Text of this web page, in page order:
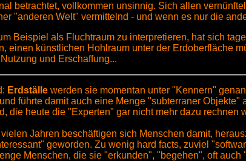
betrachtet, vollkommen unsinnig. Sich allen
"anderen Welt" vermittelnd - und wenn es nur die
Beispiel als Fluchtraum zu interpretieren, hat sich
einen künstlichen Hohlraum unter der Erdoberfläche
und Erschaffung...
Erdställe werden sie momentan unter "Kennern"
führte damit auch eine Menge "subterraner
die heute die "Experten" gar nicht mehr dazu
Jahren beschäftigen sich Menschen damit,
geworden. Zu wenig hard facts, zuviel
Menschen, die sie "erkunden", "begehen", oft